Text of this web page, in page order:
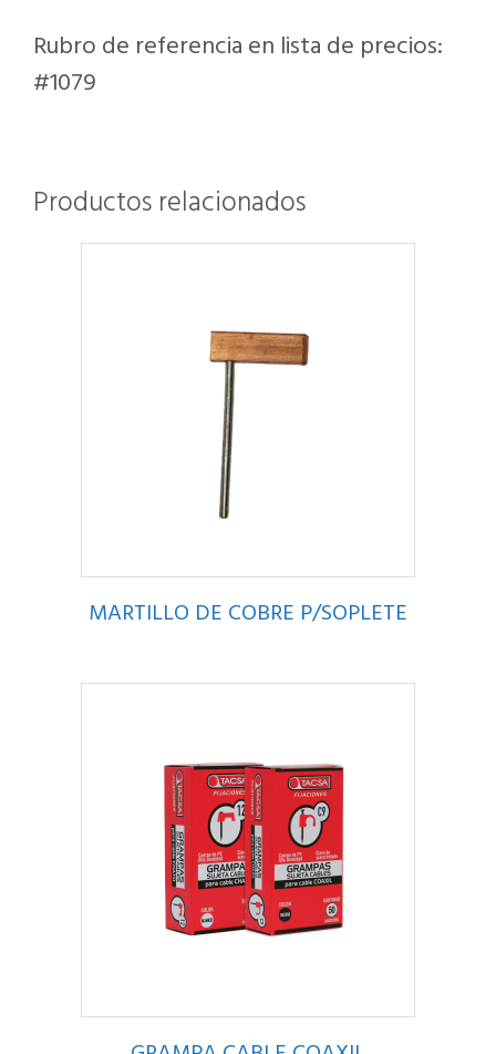
Rubro de referencia en lista de precios:
#1079
Productos relacionados
MARTILLO DE COBRE P/SOPLETE